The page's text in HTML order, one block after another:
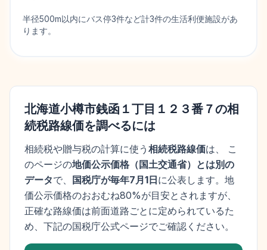
半径500m以内にバス停3件など計3件の生活利便施設があ
ります。
北海道小樽市銭函１丁目１２３番７の相
続税路線価を調べるには
相続税や贈与税の計算に使う 相続税路線価は、 こ
のページの地価公示価格 （ 国土交通省）とは別の
データで、 国税庁が毎年7月1日に公表します。 地
価公示価格のおおむね80%が目安とされますが、
正確な路線価は前面道路ごとに定められているた
め、下記の国税庁公式ページでご確認ください。